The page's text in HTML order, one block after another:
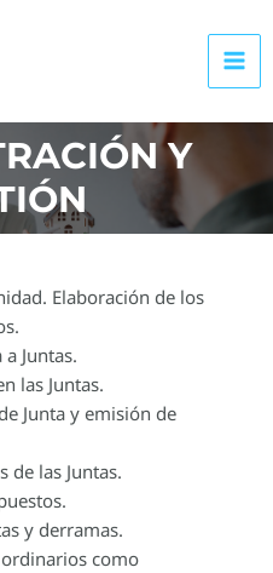
Y
Elaboración de los
Juntas.
las Juntas.
Junta y emisión de
de las Juntas.
y derramas.
como